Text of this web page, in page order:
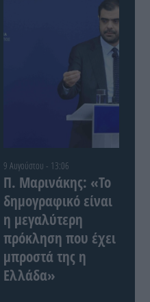
9 Αυγούστου - 13:06
Π. Μαρινάκης: «Το
δημογραφικό είναι
η μεγαλύτερη
πρόκληση που έχει
μπροστά της η
Ελλάδα»